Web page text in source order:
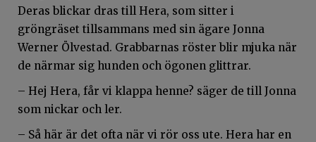
Deras blickar dras till Hera, som sitter i
gröngräset tillsammans med sin ägare Jonna
Werner Ölvestad. Grabbarnas röster blir mjuka när
de närmar sig hunden och ögonen glittrar.
– Hej Hera, får vi klappa henne? säger de till Jonna
som nickar och ler.
– Så här är det ofta när vi rör oss ute. Hera har en